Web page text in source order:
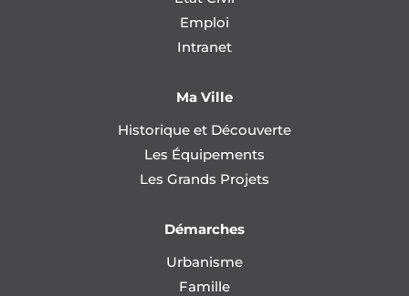
Emploi
Intranet
Ma Ville
Historique et Découverte
Les Équipements
Les Grands Projets
Démarches
Urbanisme
Famille